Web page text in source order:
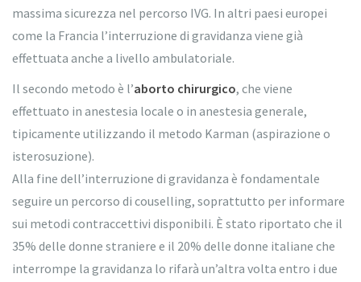
massima sicurezza nel percorso IVG. In altri paesi europei
come la Francia l’interruzione di gravidanza viene già
effettuata anche a livello ambulatoriale.
Il secondo metodo è l’aborto chirurgico, che viene
effettuato in anestesia locale o in anestesia generale,
tipicamente utilizzando il metodo Karman (aspirazione o
isterosuzione).
Alla fine dell’interruzione di gravidanza è fondamentale
seguire un percorso di couselling, soprattutto per informare
sui metodi contraccettivi disponibili. È stato riportato che il
35% delle donne straniere e il 20% delle donne italiane che
interrompe la gravidanza lo rifarà un’altra volta entro i due